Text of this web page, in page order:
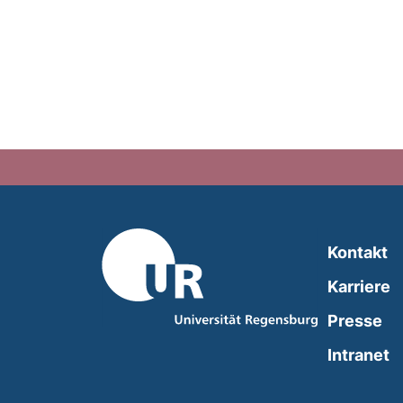
Kontakt
Karriere
Presse
Intranet